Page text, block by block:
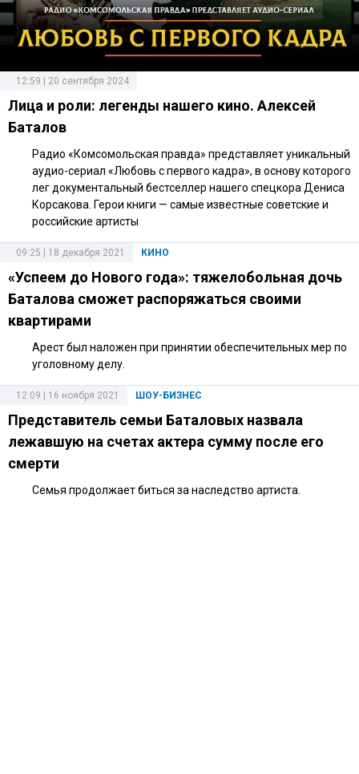
12:59 | 20 сентября 2024
Лица и роли: легенды нашего кино. Алексей
Баталов
Радио «Комсомольская правда» представляет уникальный
аудио-сериал «Любовь с первого кадра», в основу которого
лег документальный бестселлер нашего спецкора Дениса
Корсакова. Герои книги — самые известные советские и
российские артисты
КИНО
09:25 | 18 декабря 2021
«Успеем до Нового года»: тяжелобольная дочь
Баталова сможет распоряжаться своими
квартирами
Арест был наложен при принятии обеспечительных мер по
уголовному делу.
ШОУ-БИЗНЕС
12:09 | 16 ноября 2021
Представитель семьи Баталовых назвала
лежавшую на счетах актера сумму после его
смерти
Семья продолжает биться за наследство артиста.